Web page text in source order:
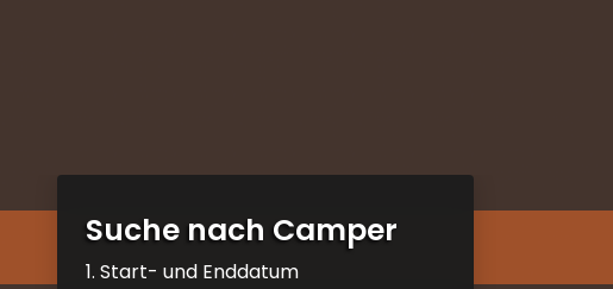
Suche nach Camper
1. Start- und Enddatum